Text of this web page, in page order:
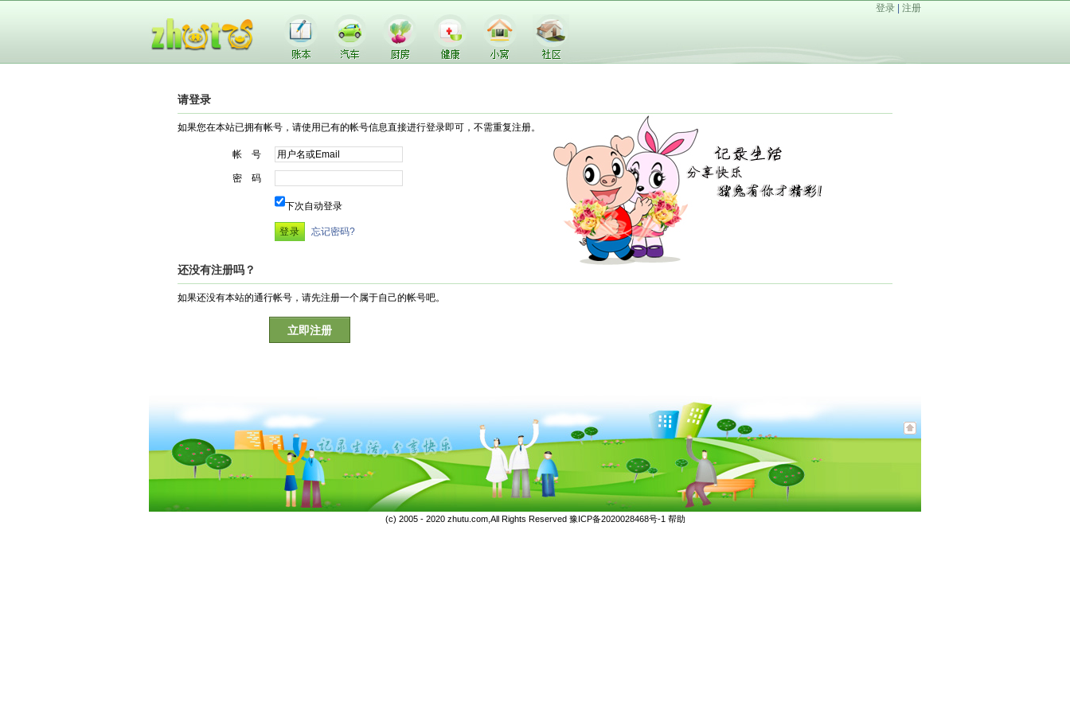
登录 注册
请登录
如果您在本站已拥有帐号，请使用已有的帐号信息直接进行登录即可，不需重复注册。
帐 号
密 码
下次自动登录
忘记密码?
还没有注册吗？
如果还没有本站的通行帐号，请先注册一个属于自己的帐号吧。
立即注册
(c) 2005 - 2020 zhutu.com,All Rights Reserved 豫ICP备2020028468号-1 帮助